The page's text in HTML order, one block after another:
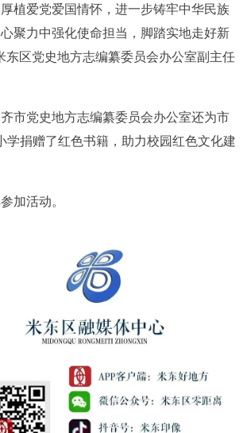
植爱党爱国情怀，进一步铸牢中华民族
聚力中强化使命担当，脚踏实地走好新
东区党史地方志编纂委员会办公室副主任
市党史地方志编纂委员会办公室还为市
学捐赠了红色书籍，助力校园红色文化建
加活动。